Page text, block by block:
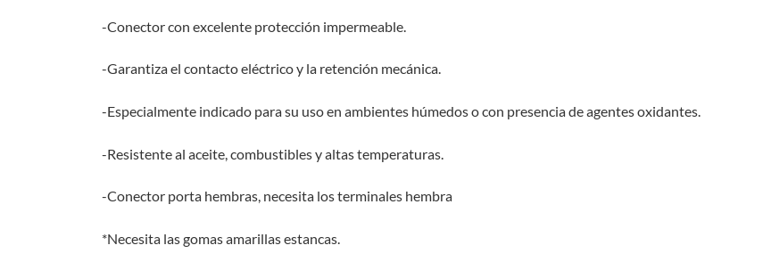
-Conector con excelente protección impermeable.
-Garantiza el contacto eléctrico y la retención mecánica.
-Especialmente indicado para su uso en ambientes húmedos o con presencia de agentes oxidantes.
-Resistente al aceite, combustibles y altas temperaturas.
-Conector porta hembras, necesita los terminales hembra
*Necesita las gomas amarillas estancas.